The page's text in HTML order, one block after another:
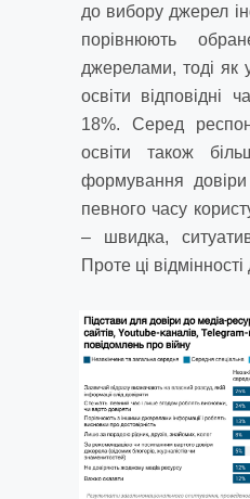
до вибору джерел
порівнюють
джерелами, тоді як
освіти відповідні
18%. Серед
освіти також
формування
певного часу
– швидка,
Проте ці